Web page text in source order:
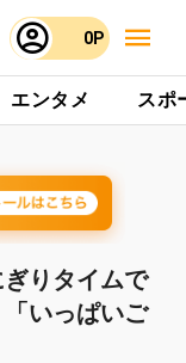
0P
エンタメ スポ
ぎりタイムで
いっぱいご